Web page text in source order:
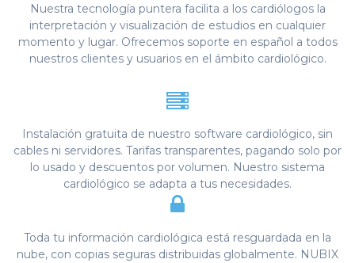
Nuestra tecnología puntera facilita a los cardiólogos la
interpretación y visualización de estudios en cualquier
momento y lugar. Ofrecemos soporte en español a todos
nuestros clientes y usuarios en el ámbito cardiológico.
Instalación gratuita de nuestro software cardiológico, sin
cables ni servidores. Tarifas transparentes, pagando solo por
lo usado y descuentos por volumen. Nuestro sistema
cardiológico se adapta a tus necesidades.
Toda tu información cardiológica está resguardada en la
nube, con copias seguras distribuidas globalmente. NUBIX